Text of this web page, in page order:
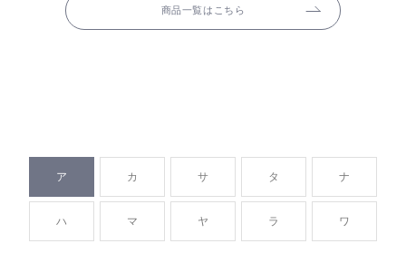
商品一覧はこちら
ア カ サ タ ナ
ハ マ ヤ ラ ワ